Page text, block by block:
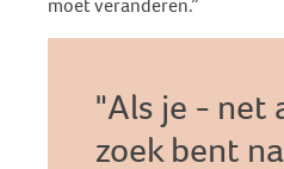
moet veranderen.”
Als je - net
zoek bent